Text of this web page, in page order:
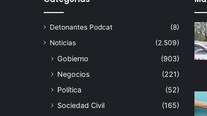
Detonantes Podcat
(8)
Noticias
(2.509)
Gobierno
(903)
Negocios
(221)
Política
(52)
Sociedad Civil
(165)